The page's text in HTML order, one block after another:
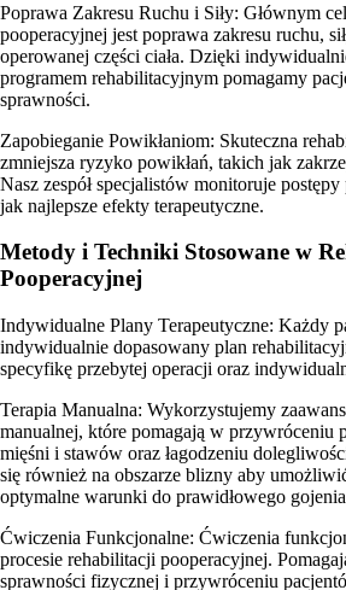
Poprawa Zakresu Ruchu i Siły: Głównym
pooperacyjnej jest poprawa zakresu ruchu,
operowanej części ciała. Dzięki
programem rehabilitacyjnym pomagamy
sprawności.
Zapobieganie Powikłaniom: Skuteczna
zmniejsza ryzyko powikłań, takich jak
Nasz zespół specjalistów monitoruje
jak najlepsze efekty terapeutyczne.
Metody i Techniki Stosowane w
Pooperacyjnej
Indywidualne Plany Terapeutyczne: Każdy
indywidualnie dopasowany plan
specyfikę przebytej operacji oraz
Terapia Manualna: Wykorzystujemy
manualnej, które pomagają w przywróceniu
mięśni i stawów oraz łagodzeniu
się również na obszarze blizny aby
optymalne warunki do prawidłowego
Ćwiczenia Funkcjonalne: Ćwiczenia
procesie rehabilitacji pooperacyjnej.
sprawności fizycznej i przywróceniu